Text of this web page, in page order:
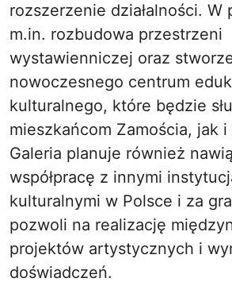
rozszerzenie działalności. W
m.in. rozbudowa przestrzeni
wystawienniczej oraz
nowoczesnego centrum
kulturalnego, które będzie
mieszkańcom Zamościa, jak
Galeria planuje również
współpracę z innymi
kulturalnymi w Polsce i za
pozwoli na realizację
projektów artystycznych i
doświadczeń.